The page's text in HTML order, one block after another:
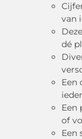
van
dé
Een
Een
of
Een